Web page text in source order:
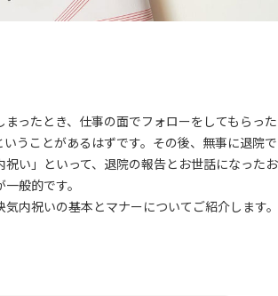
ったとき、仕事の面でフォローをしてもらっ
うことがあるはずです。その後、無事に退院
い」といって、退院の報告とお世話になった
般的です。
内祝いの基本とマナーについてご紹介します。